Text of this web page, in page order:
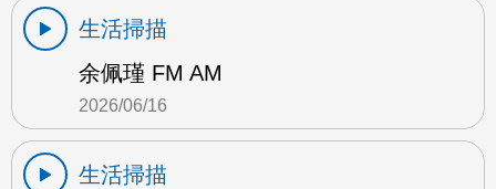
生活掃描
余佩瑾 FM AM
2026/06/16
生活掃描